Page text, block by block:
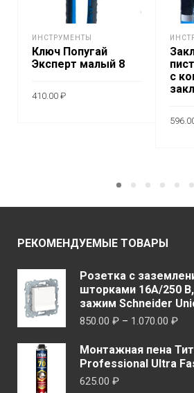
ИНСТРУМЕНТЫ
Ключ Попугай
Эксперт малый 8
410.00 ₽
с
РЕКОМЕНДУЕМЫЕ ТОВАРЫ
Розетка с
шторками 16A/250
зажим Schneider
850.00 ₽ – 1.070.00 ₽
–
Монтажная пена
Professional Ultra
625.00 ₽